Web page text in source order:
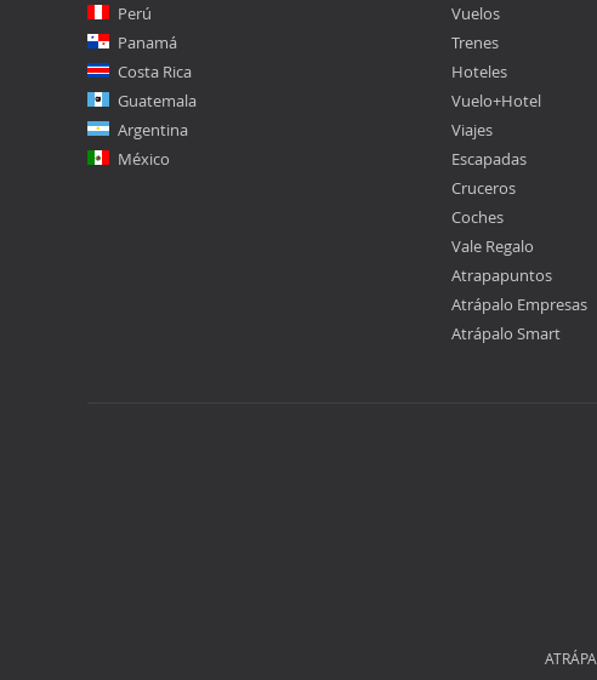
Perú
Panamá
Costa Rica
Guatemala
Argentina
México
Vuelos
Trenes
Hoteles
Vuelo+Hotel
Viajes
Escapadas
Cruceros
Coches
Vale Regalo
Atrapapuntos
Atrápalo Empresas
Atrápalo Smart